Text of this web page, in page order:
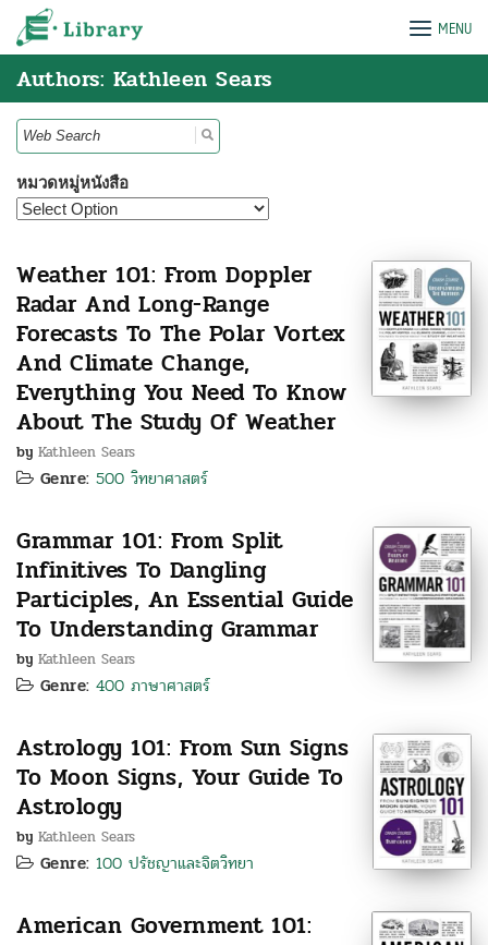
Skip
e-Library MENU
Authors: Kathleen Sears
Search
for:
หมวดหมู่หนังสือ
Weather 101: From Doppler
Radar And Long-Range
Forecasts To The Polar Vortex
And Climate Change,
Everything You Need To Know
About The Study Of Weather
by Kathleen Sears
Genre: 500 วิทยาศาสตร์
Grammar 101: From Split
Infinitives To Dangling
Participles, An Essential Guide
To Understanding Grammar
by Kathleen Sears
Genre: 400 ภาษาศาสตร์
Astrology 101: From Sun Signs
To Moon Signs, Your Guide To
Astrology
by Kathleen Sears
Genre: 100 ปรัชญาและจิตวิทยา
American Government 101: